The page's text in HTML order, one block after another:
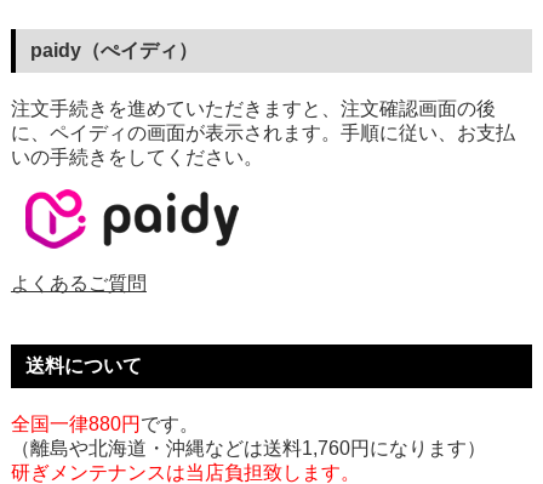
paidy（ぺイディ）
注文手続きを進めていただきますと、注文確認画面の後
に、ペイディの画面が表示されます。手順に従い、お支払
いの手続きをしてください。
よくあるご質問
送料について
全国一律880円 です。
（離島や北海道・沖縄などは送料1,760円になります）
研ぎメンテナンスは当店負担致します。